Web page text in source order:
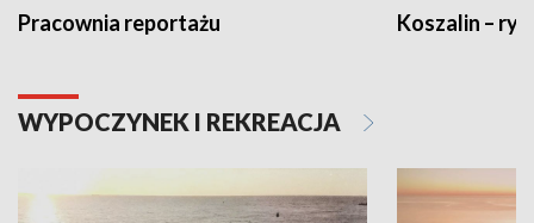
Pracownia reportażu Koszalin –
WYPOCZYNEK I REKREACJA